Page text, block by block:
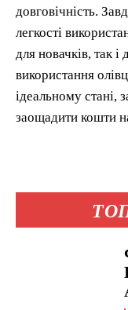
довговічність.
легкості
для новачків, так і
використання
ідеальному стані,
заощадити кошти